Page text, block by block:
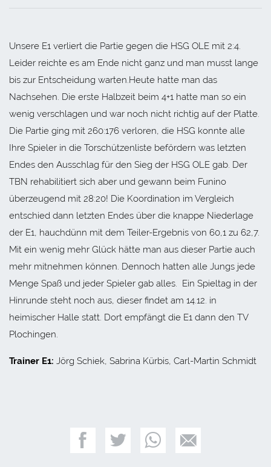
Unsere E1 verliert die Partie gegen die HSG OLE mit 2:4.
Leider reichte es am Ende nicht ganz und man musst lange
bis zur Entscheidung warten.Heute hatte man das
Nachsehen. Die erste Halbzeit beim 4+1 hatte man so ein
wenig verschlagen und war noch nicht richtig auf der Platte.
Die Partie ging mit 260:176 verloren, die HSG konnte alle
Ihre Spieler in die Torschützenliste befördern was letzten
Endes den Ausschlag für den Sieg der HSG OLE gab. Der
TBN rehabilitiert sich aber und gewann beim Funino
überzeugend mit 28:20! Die Koordination im Vergleich
entschied dann letzten Endes über die knappe Niederlage
der E1, hauchdünn mit dem Teiler-Ergebnis von 60,1 zu 62,7.
Mit ein wenig mehr Glück hätte man aus dieser Partie auch
mehr mitnehmen können. Dennoch hatten alle Jungs jede
Menge Spaß und jeder Spieler gab alles. Ein Spieltag in der
Hinrunde steht noch aus, dieser findet am 14.12. in
heimischer Halle statt. Dort empfängt die E1 dann den TV
Plochingen.
Trainer E1: Jörg Schiek, Sabrina Kürbis, Carl-Martin Schmidt